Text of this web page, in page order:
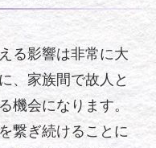
る影響は非常に大
、家族間で故人と
機会になります。
繋ぎ続けることに